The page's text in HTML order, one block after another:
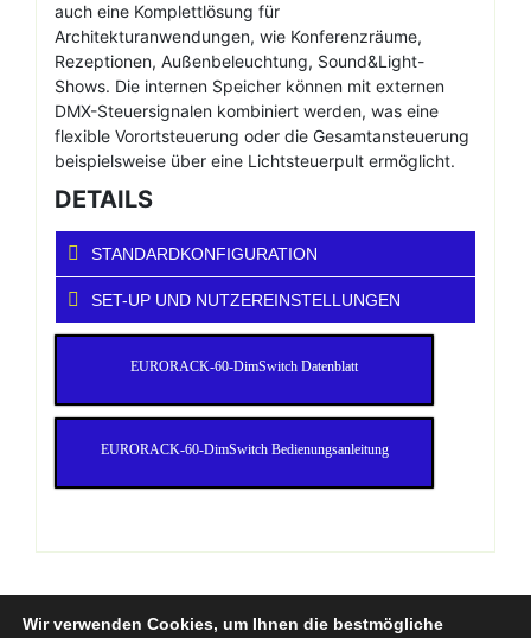
auch eine Komplettlösung für
Architekturanwendungen, wie Konferenzräume,
Rezeptionen, Außenbeleuchtung, Sound&Light-
Shows. Die internen Speicher können mit externen
DMX-Steuersignalen kombiniert werden, was eine
flexible Vorortsteuerung oder die Gesamtansteuerung
beispielsweise über eine Lichtsteuerpult ermöglicht.
DETAILS
STANDARDKONFIGURATION
SET-UP UND NUTZEREINSTELLUNGEN
EURORACK-60-DimSwitch Datenblatt
EURORACK-60-DimSwitch Bedienungsanleitung
Wir verwenden Cookies, um Ihnen die bestmögliche